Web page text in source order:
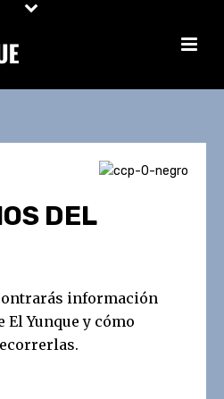
DEL
información
El Yunque y cómo